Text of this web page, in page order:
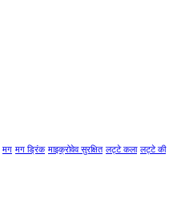
मग मग ड्रिंक माइक्रोवेव सुरक्षित लट्टे कला लट्टे की